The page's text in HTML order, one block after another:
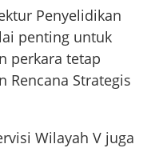
Penyelidikan
penting untuk
perkara tetap
Rencana Strategis
Wilayah V juga